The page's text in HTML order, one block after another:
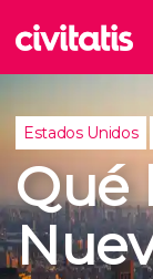
Estados Unidos
Qué